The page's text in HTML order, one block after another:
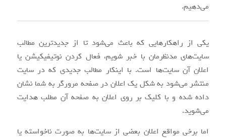
می‌دهیم.
یکی از راهکارهایی که باعث می‌شود تا از جدیدترین مطالب
سایت‌های مدنظرمان با خبر شویم، فعال کردن نوتیفیکیشن یا
اعلان آن سایت‌ها است. با اینکار مطالب جدیدی که در سایت
منتشر می‌شود به شکل یک اعلان در صفحه مرورگر به شما نشان
داده شده و با کلیک بر روی اعلان به صفحه آن مطلب هدایت
می‌شوید.
اما برخی مواقع اعلان بعضی از سایت‌ها به صورت ناخواسته یا